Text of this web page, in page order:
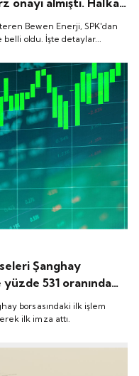
Bewen Enerji, SPK'dan
oldu. İşte detaylar...
Şanghay
531 oranında
borsasındaki ilk işlem
ilk imza attı.